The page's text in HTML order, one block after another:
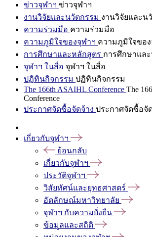
ข่าวจุฬาฯ ข่าวจุฬาฯ
งานวิจัยและนวัตกรรม งานวิจัยและน
ความร่วมมือ ความร่วมมือ
ความภูมิใจของจุฬาฯ ความภูมิใจของ
การศึกษาและหลักสูตร การศึกษาแล
จุฬาฯ ในสื่อ จุฬาฯ ในสื่อ
ปฏิทินกิจกรรม ปฏิทินกิจกรรม
The 166th ASAIHL Conference The
Conference
ประกาศจัดซื้อจัดจ้าง ประกาศจัดซื้อจั
เกี่ยวกับจุฬาฯ
ย้อนกลับ
เกี่ยวกับจุฬาฯ
ประวัติจุฬาฯ
วิสัยทัศน์และยุทธศาสตร์
อัตลักษณ์มหาวิทยาลัย
จุฬาฯ กับความยั่งยืน
ข้อมูลและสถิติ